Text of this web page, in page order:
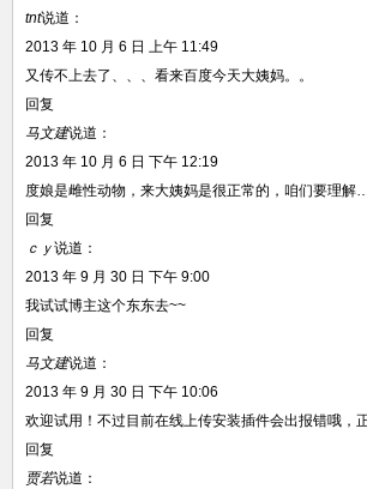
tnt说道：
2013 年 10 月 6 日 上午 11:49
又传不上去了、、、看来百度今天大姨妈。。
回复
马文建说道：
2013 年 10 月 6 日 下午 12:19
度娘是雌性动物，来大姨妈是很正常的，咱们要理
回复
ｃｙ说道：
2013 年 9 月 30 日 下午 9:00
我试试博主这个东东去~~
回复
马文建说道：
2013 年 9 月 30 日 下午 10:06
欢迎试用！不过目前在线上传安装插件会出报错哦
回复
贾若说道：